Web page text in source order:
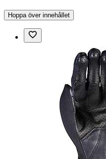
Hoppa över innehållet